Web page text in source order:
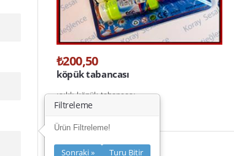
₺200,50
köpük tabancası
ışıklı köpük tabancası
1 ...
Filtreleme
Ürün Filtreleme!
Sonraki » Turu Bitir